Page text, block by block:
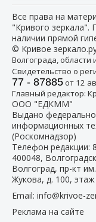
Все права на
"Кривого зеркала".
наличии прямой
© Кривое
Волгограда, области
Свидетельство о
77 - 87885от 12
Главный редактор:
ООО "ЕДКММ"
Выдано
информационных
(Роскомнадзор)
Телефон редакции:
400048,
Волгоград, пр-кт
Жукова, д. 100,
Email: info@krivoe-
Реклама на сайте